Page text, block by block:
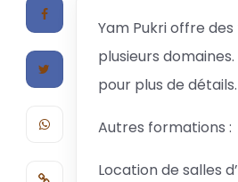
Yam Pukri offre
plusieurs
pour plus de détails.
Autres formations :
Location de salles